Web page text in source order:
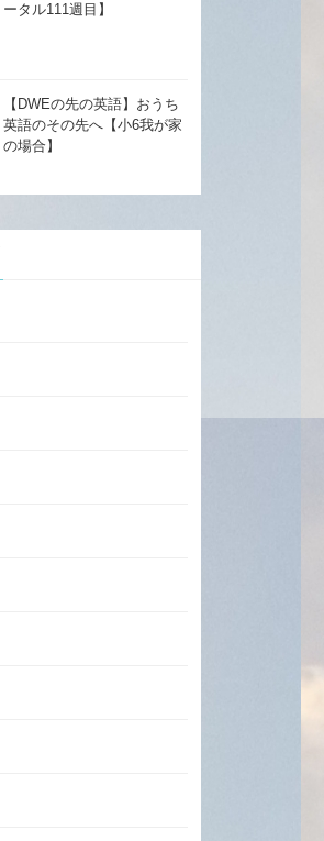
ータル111週目】
【DWEの先の英語】おうち
英語のその先へ【小6我が家
の場合】